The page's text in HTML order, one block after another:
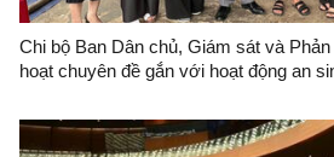
Chi bộ Ban Dân chủ, Giám sát và
hoạt chuyên đề gắn với hoạt động an